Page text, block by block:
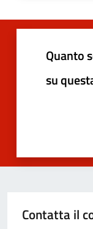
Quanto
su
Contatta il